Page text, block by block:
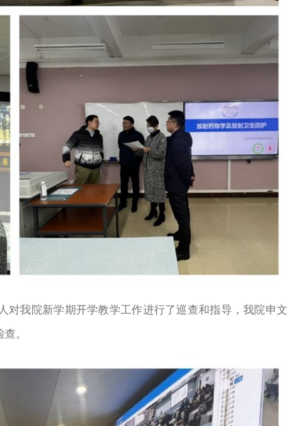
对我院新学期开学教学工作进行了巡查和指导，我院申文
。